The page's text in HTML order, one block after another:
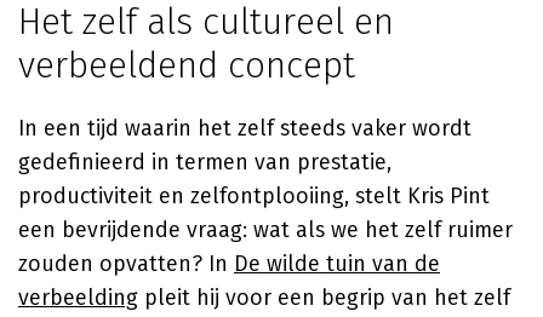
Het zelf als cultureel en
verbeeldend concept
In een tijd waarin het zelf steeds vaker wordt
gedefinieerd in termen van prestatie,
productiviteit en zelfontplooiing, stelt Kris Pint
een bevrijdende vraag: wat als we het zelf ruimer
zouden opvatten? In De wilde tuin van de
verbeelding pleit hij voor een begrip van het zelf